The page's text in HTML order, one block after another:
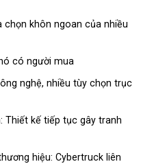
chọn khôn ngoan của nhiều
có người mua
nghệ, nhiều tùy chọn trục
Thiết kế tiếp tục gây tranh
hiệu: Cybertruck liên